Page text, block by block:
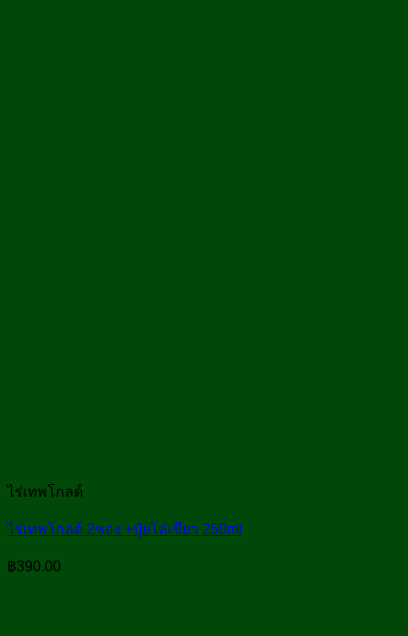
ไร่เทพโกลด์
ไร่เทพโกลด์ 2ซอง +ปุ๋ยโล่เขียว 250ml
฿390.00